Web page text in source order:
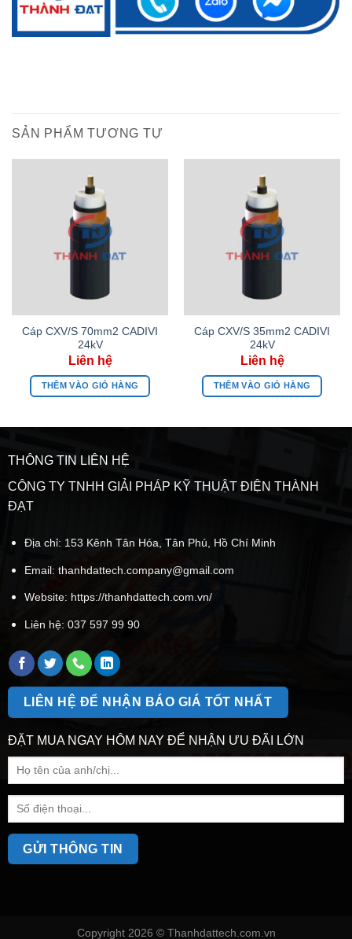
SẢN PHẨM TƯƠNG TỰ
Cáp CXV/S 70mm2 CADIVI
24kV
THÊM VÀO GIỎ HÀNG
Cáp CXV/S 35mm2 CADIVI
24kV
THÊM VÀO GIỎ HÀNG
THÔNG TIN LIÊN HỆ
CÔNG TY TNHH GIẢI PHÁP KỸ THUẬT ĐIỆN THÀNH
ĐẠT
Địa chỉ: 153 Kênh Tân Hóa, Tân Phú, Hồ Chí Minh
Email: thanhdattech.company@gmail.com
Website: https://thanhdattech.com.vn/
Liên hệ: 037 597 99 90
LIÊN HỆ ĐỂ NHẬN BÁO GIÁ TỐT NHẤT
ĐẶT MUA NGAY HÔM NAY ĐỂ NHẬN ƯU ĐÃI LỚN
Copyright 2026 © Thanhdattech.com.vn